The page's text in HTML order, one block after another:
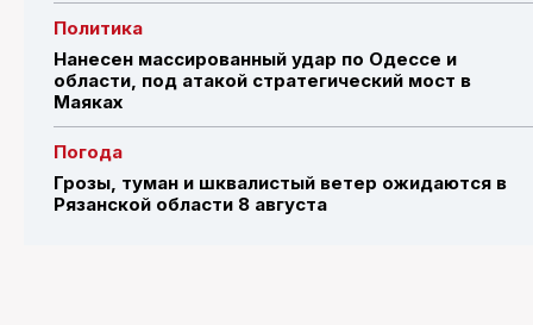
Политика
Нанесен массированный удар по Одессе и
области, под атакой стратегический мост в
Маяках
Погода
Грозы, туман и шквалистый ветер ожидаются в
Рязанской области 8 августа